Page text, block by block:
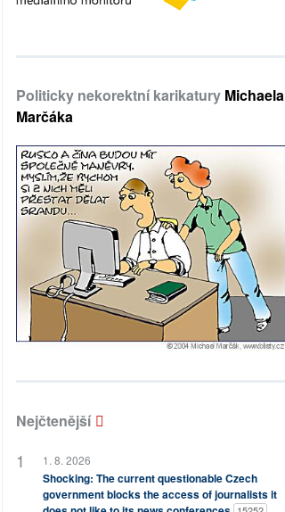
Politicky nekorektní karikatury Michaela
Marčáka
Nejčtenější
1. 8. 2026
Shocking: The current questionable Czech
government blocks the access of journalists it